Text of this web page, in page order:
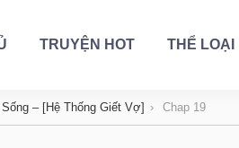
TRUYỆN HOT THỂ LOẠI
– [Hệ Thống Giết Vợ] Chap 19